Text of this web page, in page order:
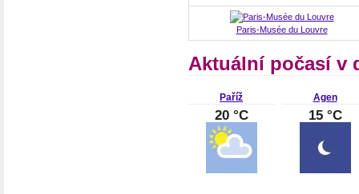
Paris-Musée du Louvre
Aktuální počasí v
Paříž
20 °C
Agen
15 °C